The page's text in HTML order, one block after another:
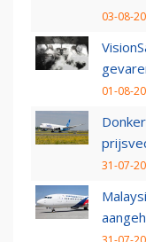
03-08-
01-08-
31-07-